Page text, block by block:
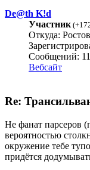
De@th K!d
Участник(
Откуда:
Сообщений:
Вебсайт
Re:
Не фанат парсеров
вероятностью
окружение тебе
придётся